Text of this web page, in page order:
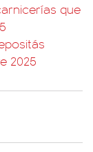
que
2025